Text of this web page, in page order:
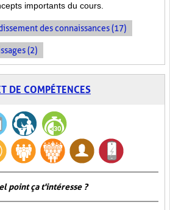
importants du cours.
des connaissances (17)
(2)
DE COMPÉTENCES
point ça t'intéresse ?